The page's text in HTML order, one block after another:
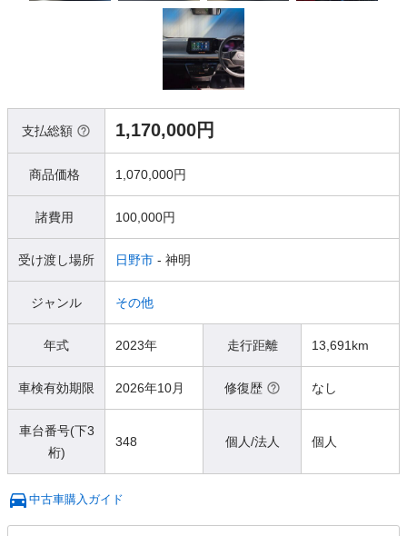
支払総額 1,170,000円
商品価格 1,070,000円
諸費用 100,000円
受け渡し場所 日野市 - 神明
ジャンル その他
年式 2023年 走行距離 13,691km
車検有効期限 2026年10月 修復歴 なし
車台番号(下3
桁)
348 個人/法人 個人
中古車購入ガイド